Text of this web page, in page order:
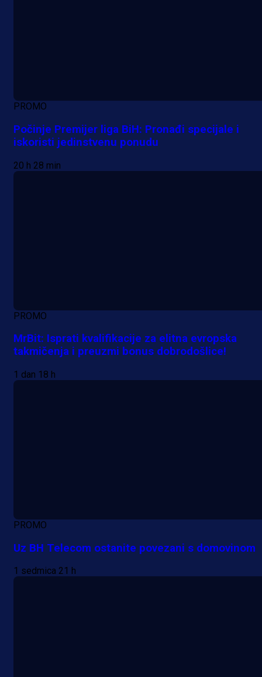
PROMO
Počinje Premijer liga BiH: Pronađi specijale i
iskoristi jedinstvenu ponudu
20 h 28 min
PROMO
MrBit: Isprati kvalifikacije za elitna evropska
takmičenja i preuzmi bonus dobrodošlice!
1 dan 18 h
PROMO
Uz BH Telecom ostanite povezani s domovinom
1 sedmica 21 h